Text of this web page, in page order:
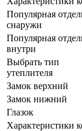
Популярная
снаружи
Популярная
внутри
Выбрать тип
утеплителя
Замок верхний
Замок нижний
Глазок
Характеристики